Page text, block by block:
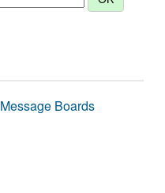
Message Boards